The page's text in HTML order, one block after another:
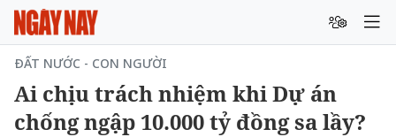
ĐẤT NƯỚC - CON NGƯỜI
Ai chịu trách nhiệm khi Dự án
chống ngập 10.000 tỷ đồng sa lầy?